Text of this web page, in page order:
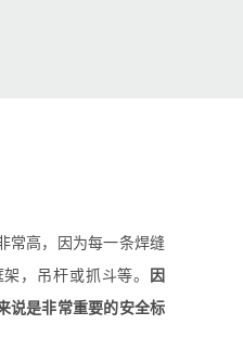
常高，因为每一条焊缝
，吊杆或抓斗等。
因
说是非常重要的安全标